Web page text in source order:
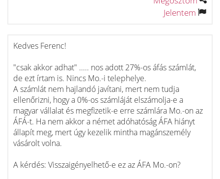
Jelentem
Kedves Ferenc!
"csak akkor adhat" ..... nos adott 27%-os áfás számlát,
de ezt írtam is. Nincs Mo.-i telephelye.
A számlát nem hajlandó javítani, mert nem tudja
ellenőrizni, hogy a 0%-os számláját elszámolja-e a
magyar vállalat és megfizetik-e erre számlára Mo.-on az
ÁFÁ-t. Ha nem akkor a német adóhatóság ÁFA hiányt
állapít meg, mert úgy kezelik mintha magánszemély
vásárolt volna.
A kérdés: Visszaigényelhető-e ez az ÁFA Mo.-on?